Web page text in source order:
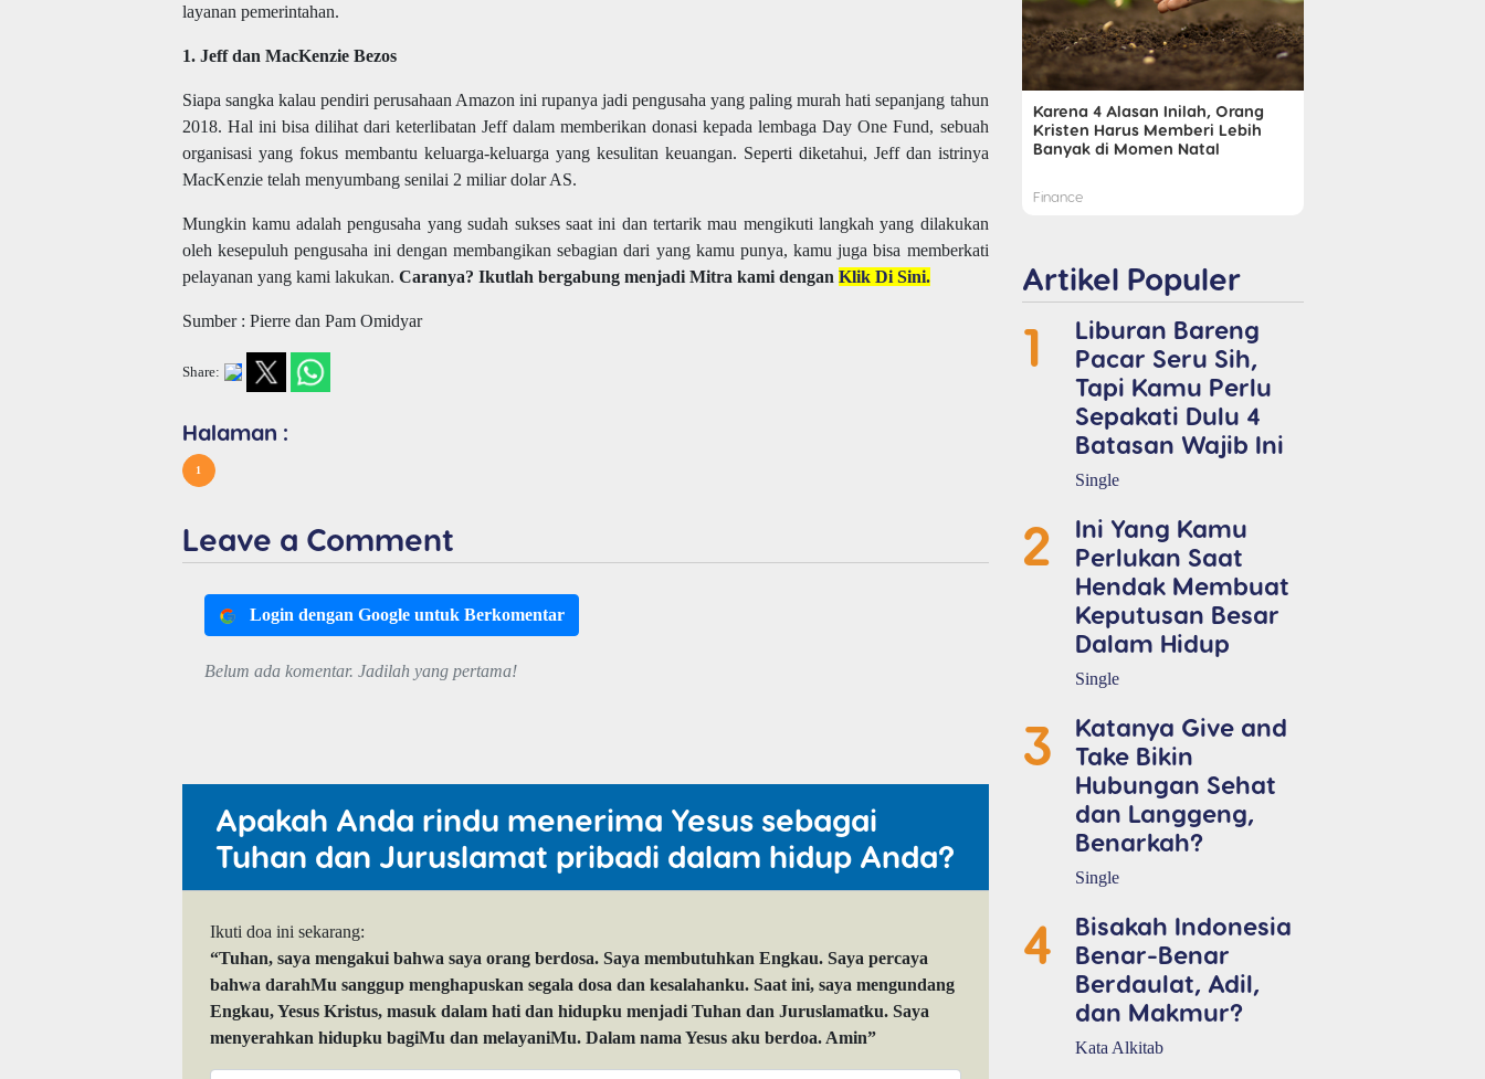
layanan pemerintahan.
1. Jeff dan MacKenzie Bezos
Siapa sangka kalau pendiri perusahaan Amazon ini rupanya jadi pengusaha yang paling murah hati sepanjang tahun
2018. Hal ini bisa dilihat dari keterlibatan Jeff dalam memberikan donasi kepada lembaga Day One Fund, sebuah
organisasi yang fokus membantu keluarga-keluarga yang kesulitan keuangan. Seperti diketahui, Jeff dan istrinya
MacKenzie telah menyumbang senilai 2 miliar dolar AS.
Mungkin kamu adalah pengusaha yang sudah sukses saat ini dan tertarik mau mengikuti langkah yang dilakukan
oleh kesepuluh pengusaha ini dengan membangikan sebagian dari yang kamu punya, kamu juga bisa memberkati
pelayanan yang kami lakukan. Caranya? Ikutlah bergabung menjadi Mitra kami dengan Klik Di Sini.
Sumber : Pierre dan Pam Omidyar
Share:
Halaman :
1
Leave a Comment
Login dengan Google untuk Berkomentar
Belum ada komentar. Jadilah yang pertama!
Apakah Anda rindu menerima Yesus sebagai
Tuhan dan Juruslamat pribadi dalam hidup Anda?
Ikuti doa ini sekarang:
“Tuhan, saya mengakui bahwa saya orang berdosa. Saya membutuhkan Engkau. Saya percaya
bahwa darahMu sanggup menghapuskan segala dosa dan kesalahanku. Saat ini, saya mengundang
Engkau, Yesus Kristus, masuk dalam hati dan hidupku menjadi Tuhan dan Juruslamatku. Saya
menyerahkan hidupku bagiMu dan melayaniMu. Dalam nama Yesus aku berdoa. Amin”
Karena 4 Alasan Inilah, Orang
Kristen Harus Memberi Lebih
Banyak di Momen Natal
Finance
Artikel Populer
1
Liburan Bareng
Pacar Seru Sih,
Tapi Kamu Perlu
Sepakati Dulu 4
Batasan Wajib Ini
Single
2
Ini Yang Kamu
Perlukan Saat
Hendak Membuat
Keputusan Besar
Dalam Hidup
Single
3
Katanya Give and
Take Bikin
Hubungan Sehat
dan Langgeng,
Benarkah?
Single
4
Bisakah Indonesia
Benar-Benar
Berdaulat, Adil,
dan Makmur?
Kata Alkitab